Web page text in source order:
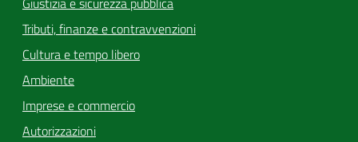
Tributi, finanze e contravvenzioni
Cultura e tempo libero
Ambiente
Imprese e commercio
Autorizzazioni